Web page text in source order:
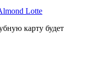
Lotte
карту будет